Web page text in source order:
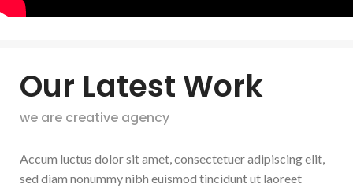
Our Latest Work
we are creative agency
Accum luctus dolor sit amet, consectetuer adipiscing elit,
sed diam nonummy nibh euismod tincidunt ut laoreet